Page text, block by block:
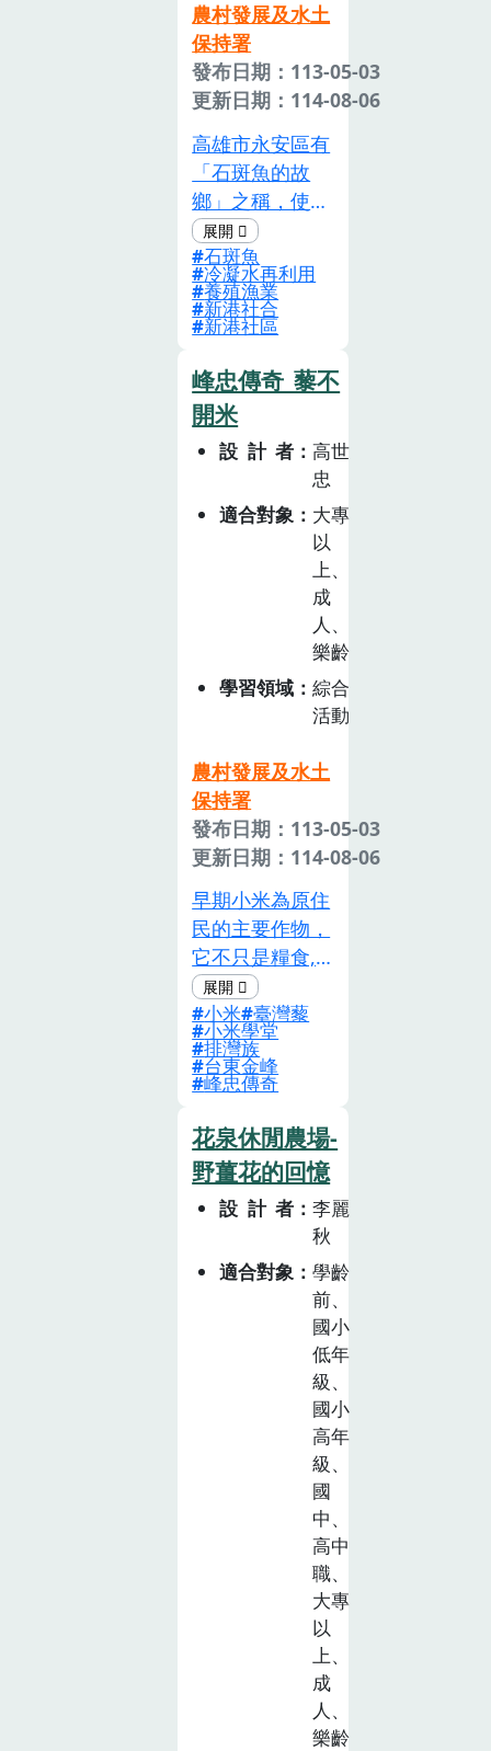
農村發展及水土
保持署
發布日期：113-05-03
更新日期：114-08-06
高雄市永安區有
「石斑魚的故
鄉」之稱，使用
「鑽石水」和不
用藥的養殖方
式，養成永安社
區特有養殖方
式。藉由食農教
育向學生推廣及
說明循環經濟的
實際作為，以及
生態維護與生產
例，期望達到地
產地銷的目的。
石斑魚
冷凝水再利用
養殖漁業
新港社合
新港社區
峰忠傳奇_藜不
開米
設計者
高世
忠
適合對象
大專
以
上、
成
人、
樂齡
學習領域
綜合
活動
農村發展及水土
保持署
發布日期：113-05-03
更新日期：114-08-06
早期小米為原住
民的主要作物，
它不只是糧食,
更是生活文化，
但隨著社會與經
濟的發展，許多
小米品種跟著流
失。小米學堂展
出排灣族與小米
共同生活的軌
跡，透過藜不開
米的活動來了解
小米與排灣族的
文化吧！
小米 臺灣藜
小米學堂
排灣族
台東金峰
峰忠傳奇
花泉休閒農場-
野薑花的回憶
設計者
李麗
秋
適合對象
學齡
前、
國小
低年
級、
國小
高年
級、
國
中、
高中
職、
大專
以
上、
成
人、
樂齡